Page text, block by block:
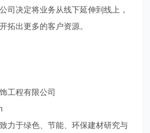
司决定将业务从线下延伸到线上，
拓出更多的客户资源。
工程有限公司
力于绿色、节能、环保建材研究与